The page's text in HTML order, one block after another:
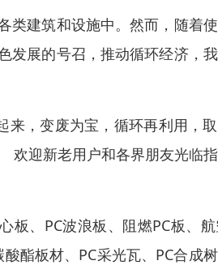
类建筑和设施中。然而，随着
发展的号召，推动循环经济，
来，变废为宝，循环再利用，
欢迎新老用户和各界朋友光临
板、PC波浪板、阻燃PC板、
酯板材、PC采光瓦、PC合成